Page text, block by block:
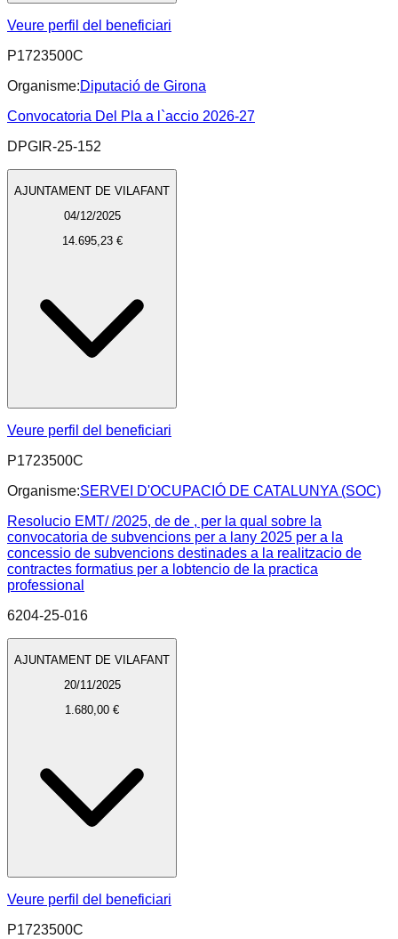
Veure perfil del beneficiari
P1723500C
Organisme:Diputació de Girona
Convocatoria Del Pla a l`accio 2026-27
DPGIR-25-152
AJUNTAMENT DE VILAFANT
04/12/2025
14.695,23 €
Veure perfil del beneficiari
P1723500C
Organisme:SERVEI D'OCUPACIÓ DE CATALUNYA (SOC)
Resolucio EMT/ /2025, de de , per la qual sobre la
convocatoria de subvencions per a lany 2025 per a la
concessio de subvencions destinades a la realitzacio de
contractes formatius per a lobtencio de la practica
professional
6204-25-016
AJUNTAMENT DE VILAFANT
20/11/2025
1.680,00 €
Veure perfil del beneficiari
P1723500C